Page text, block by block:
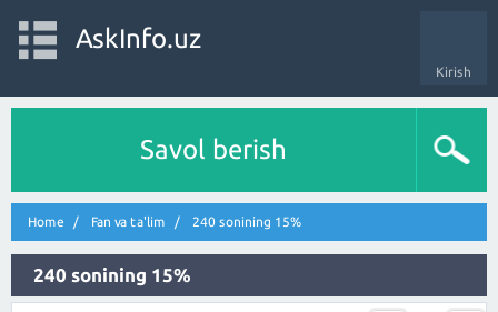
Kirish
AskInfo.uz
Savol berish
Home Fan va ta'lim 240 sonining 15%
240 sonining 15%